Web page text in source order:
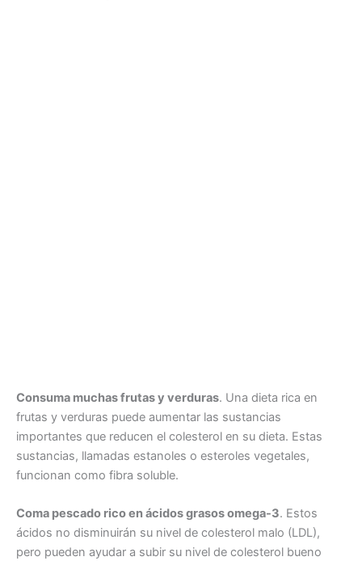
Consuma muchas frutas y verduras. Una dieta rica en
frutas y verduras puede aumentar las sustancias
importantes que reducen el colesterol en su dieta. Estas
sustancias, llamadas estanoles o esteroles vegetales,
funcionan como fibra soluble.
Coma pescado rico en ácidos grasos omega-3. Estos
ácidos no disminuirán su nivel de colesterol malo (LDL),
pero pueden ayudar a subir su nivel de colesterol bueno